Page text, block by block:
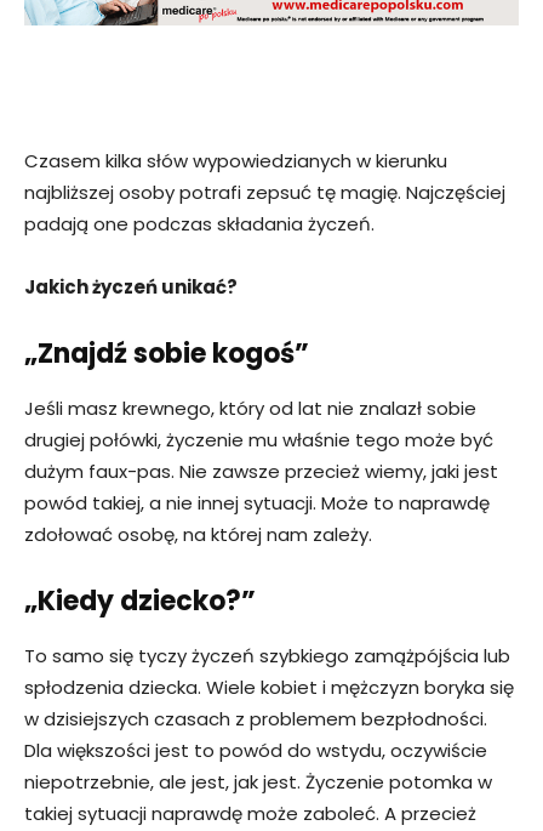
Czasem kilka słów wypowiedzianych w kierunku
najbliższej osoby potrafi zepsuć tę magię. Najczęściej
padają one podczas składania życzeń.
Jakich życzeń unikać?
„Znajdź sobie kogoś”
Jeśli masz krewnego, który od lat nie znalazł sobie
drugiej połówki, życzenie mu właśnie tego może być
dużym faux-pas. Nie zawsze przecież wiemy, jaki jest
powód takiej, a nie innej sytuacji. Może to naprawdę
zdołować osobę, na której nam zależy.
„Kiedy dziecko?”
To samo się tyczy życzeń szybkiego zamążpójścia lub
spłodzenia dziecka. Wiele kobiet i mężczyzn boryka się
w dzisiejszych czasach z problemem bezpłodności.
Dla większości jest to powód do wstydu, oczywiście
niepotrzebnie, ale jest, jak jest. Życzenie potomka w
takiej sytuacji naprawdę może zaboleć. A przecież